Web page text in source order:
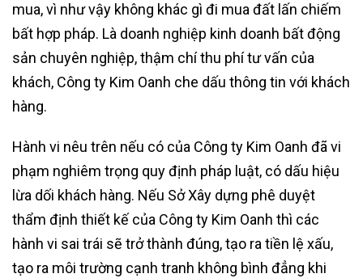
mua, vì như vậy không khác gì đi mua đất lấn chiếm
bất hợp pháp. Là doanh nghiệp kinh doanh bất động
sản chuyên nghiệp, thậm chí thu phí tư vấn của
khách, Công ty Kim Oanh che dấu thông tin với khách
hàng.
Hành vi nêu trên nếu có của Công ty Kim Oanh đã vi
phạm nghiêm trọng quy định pháp luật, có dấu hiệu
lừa dối khách hàng. Nếu Sở Xây dựng phê duyệt
thẩm định thiết kế của Công ty Kim Oanh thì các
hành vi sai trái sẽ trở thành đúng, tạo ra tiền lệ xấu,
tạo ra môi trường cạnh tranh không bình đẳng khi